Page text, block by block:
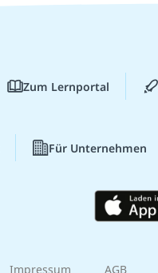
Zum Lernportal
Für Unternehmen
Impressum AGB